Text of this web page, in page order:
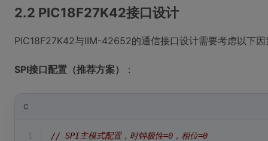
2.2 PIC18F27K42接口设计
PIC18F27K42与IIM-42652的通信接口设计需要考虑以下因
SPI接口配置（推荐方案） ：
C
1
// SPI主模式配置，时钟极性=0，相位=0